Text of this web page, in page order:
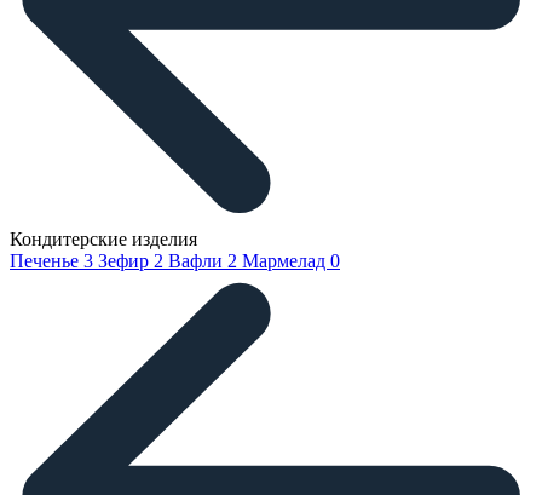
Кондитерские изделия
Печенье 3 Зефир 2 Вафли 2 Мармелад 0